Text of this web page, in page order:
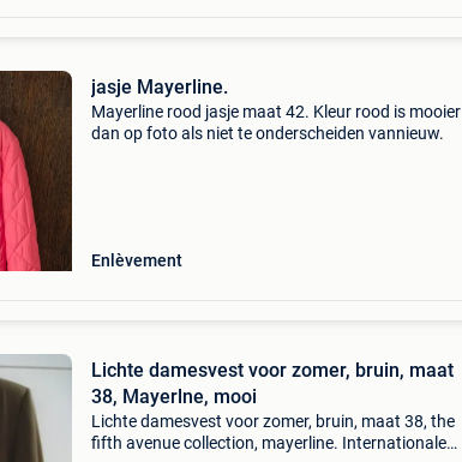
jasje Mayerline.
Mayerline rood jasje maat 42. Kleur rood is mooier
dan op foto als niet te onderscheiden vannieuw.
Enlèvement
Lichte damesvest voor zomer, bruin, maat
38, Mayerlne, mooi
Lichte damesvest voor zomer, bruin, maat 38, the
fifth avenue collection, mayerline. Internationale